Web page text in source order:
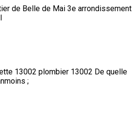
de Belle de Mai 3e arrondissement
13002 plombier 13002 De quelle
;